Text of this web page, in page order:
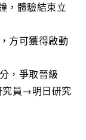
，體驗結束立
方可獲得啟動
，爭取晉級
員→明日研究